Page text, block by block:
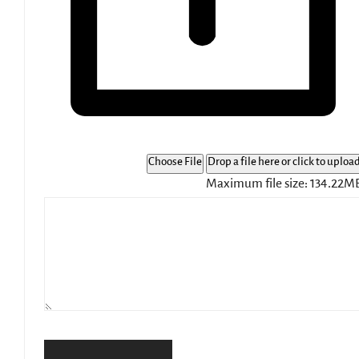
Drop a file here or click to
Choose File
Maximum file size: